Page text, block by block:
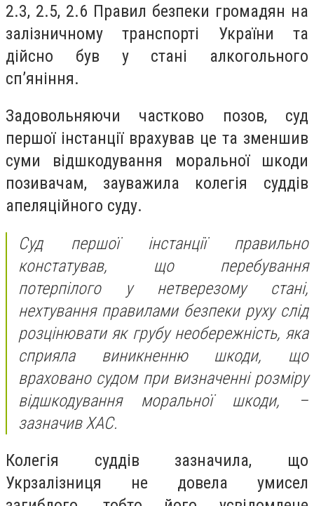
2.3, 2.5, 2.6 Правил безпеки громадян на
залізничному транспорті України та
дійсно був у стані алкогольного
сп’яніння.
Задовольняючи частково позов, суд
першої інстанції врахував це та зменшив
суми відшкодування моральної шкоди
позивачам, зауважила колегія суддів
апеляційного суду.
Суд першої інстанції правильно
констатував, що перебування
потерпілого у нетверезому стані,
нехтування правилами безпеки руху слід
розцінювати як грубу необережність, яка
сприяла виникненню шкоди, що
враховано судом при визначенні розміру
відшкодування моральної шкоди, –
зазначив ХАС.
Колегія суддів зазначила, що
Укрзалізниця не довела умисел